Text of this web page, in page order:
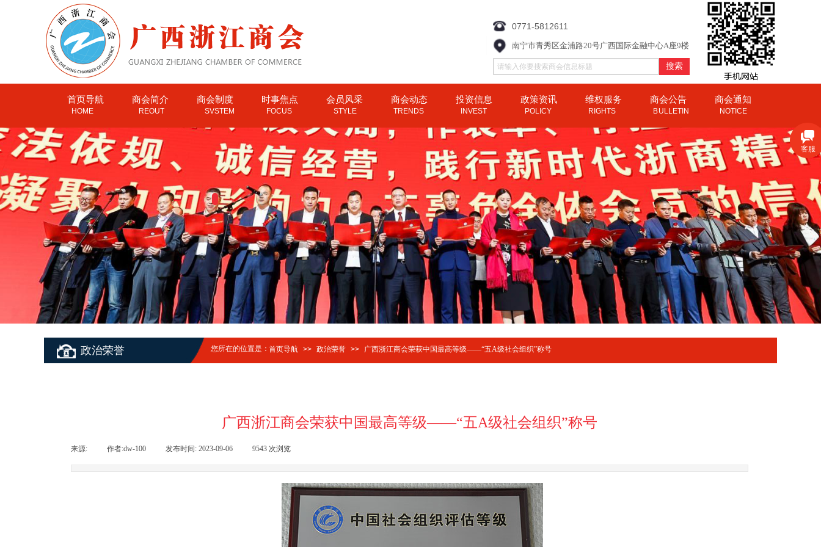
搜索
0771-5812611
南宁市青秀区金浦路20号广西国际金融中心A座9楼
首页导航 商会简介 商会制度 时事焦点 会员风采 商会动态 投资信息 政策资讯 维权服务 商会公告 商会通知
HOME REOUT SVSTEM FOCUS STYLE TRENDS INVEST POLICY RIGHTS BULLETIN NOTICE
政治荣誉 您所在的位置是：首页导航 >> 政治荣誉 >> 广西浙江商会荣获中国最高等级——“五A级社会组织”称号
广西浙江商会荣获中国最高等级——“五A级社会组织”称号
来源: 作者:dw-100 发布时间: 2023-09-06 9543 次浏览
客服